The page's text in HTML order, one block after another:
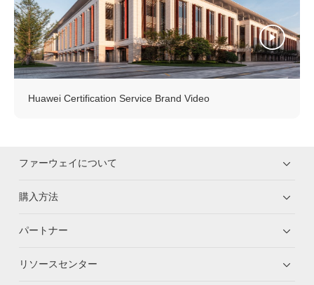
Huawei Certification Service Brand Video
ファーウェイについて
購入方法
パートナー
リソースセンター